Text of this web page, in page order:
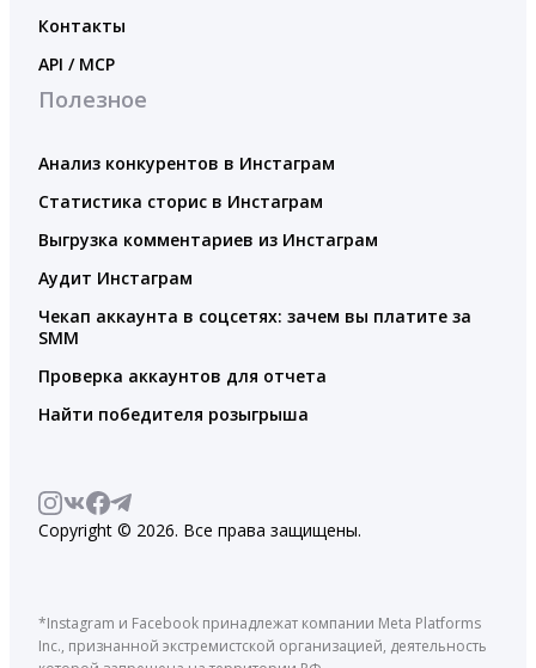
Контакты
API / MCP
Полезное
Анализ конкурентов в Инстаграм
Статистика сторис в Инстаграм
Выгрузка комментариев из Инстаграм
Аудит Инстаграм
Чекап аккаунта в соцсетях: зачем вы платите за
SMM
Проверка аккаунтов для отчета
Найти победителя розыгрыша
Copyright © 2026. Все права защищены.
*Instagram и Facebook принадлежат компании Meta Platforms
Inc., признанной экстремистской организацией, деятельность